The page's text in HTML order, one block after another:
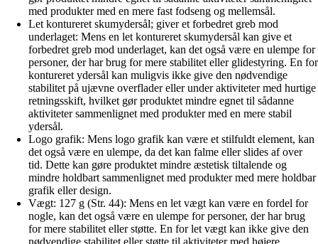
med produkter med en mere fast fodseng og mellemsål.
Let kontureret skumydersål; giver et forbedret greb mod
underlaget: Mens en let kontureret skumydersål kan give et
forbedret greb mod underlaget, kan det også være en ulempe for
personer, der har brug for mere stabilitet eller glidestyring. En for
kontureret ydersål kan muligvis ikke give den nødvendige
stabilitet på ujævne overflader eller under aktiviteter med hurtige
retningsskift, hvilket gør produktet mindre egnet til sådanne
aktiviteter sammenlignet med produkter med en mere stabil
ydersål.
Logo grafik: Mens logo grafik kan være et stilfuldt element, kan
det også være en ulempe, da det kan falme eller slides af over
tid. Dette kan gøre produktet mindre æstetisk tiltalende og
mindre holdbart sammenlignet med produkter med mere holdbar
grafik eller design.
Vægt: 127 g (Str. 44): Mens en let vægt kan være en fordel for
nogle, kan det også være en ulempe for personer, der har brug
for mere stabilitet eller støtte. En for let vægt kan ikke give den